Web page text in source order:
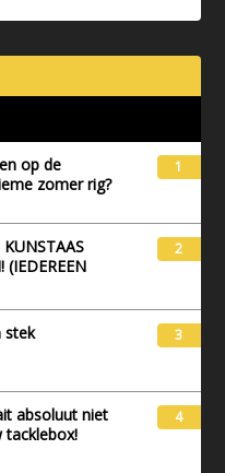
op de
zomer rig?
1
(IEDEREEN
2
stek
3
absoluut niet
tacklebox!
4